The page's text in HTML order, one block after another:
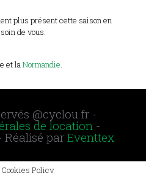
plus présent cette saison en
de vous.
et laNormandie.
@cyclou.fr -
de location -
Réalisé par Eventtex
Policy